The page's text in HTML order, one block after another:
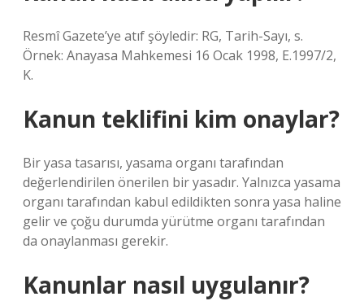
Resmî Gazete’ye atıf şöyledir: RG, Tarih-Sayı, s.
Örnek: Anayasa Mahkemesi 16 Ocak 1998, E.1997/2,
K.
Kanun teklifini kim onaylar?
Bir yasa tasarısı, yasama organı tarafından
değerlendirilen önerilen bir yasadır. Yalnızca yasama
organı tarafından kabul edildikten sonra yasa haline
gelir ve çoğu durumda yürütme organı tarafından
da onaylanması gerekir.
Kanunlar nasıl uygulanır?